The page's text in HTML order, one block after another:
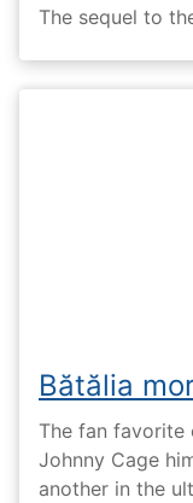
The sequel to
Bătălia
The fan
Johnny Cage
another in the